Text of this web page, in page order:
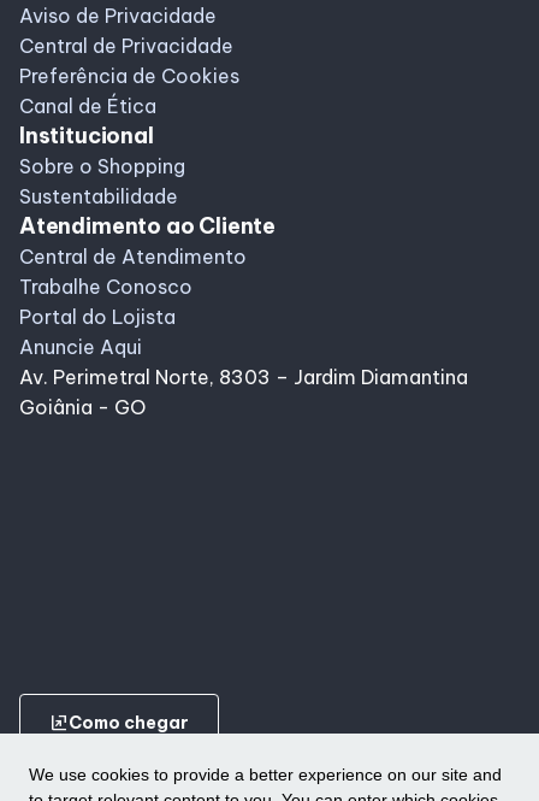
We use cookies to provide a better experience on our site and
Aviso de Privacidade
Central de Privacidade
Preferência de Cookies
Canal de Ética
Institucional
Sobre o Shopping
Sustentabilidade
Atendimento ao Cliente
Central de Atendimento
Trabalhe Conosco
Portal do Lojista
Anuncie Aqui
Av. Perimetral Norte, 8303 – Jardim Diamantina
Goiânia - GO
ungroupComo chegar